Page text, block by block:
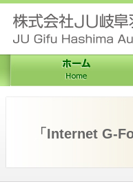
「Internet G-